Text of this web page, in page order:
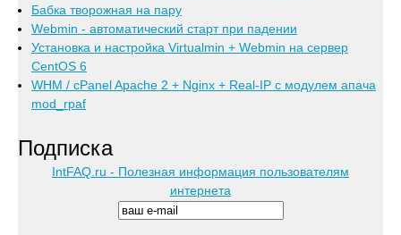
Бабка творожная на пару
Webmin - автоматический старт при падении
Установка и настройка Virtualmin + Webmin на сервер
CentOS 6
WHM / cPanel Apache 2 + Nginx + Real-IP с модулем апача
mod_rpaf
Подписка
IntFAQ.ru - Полезная информация пользователям
интернета